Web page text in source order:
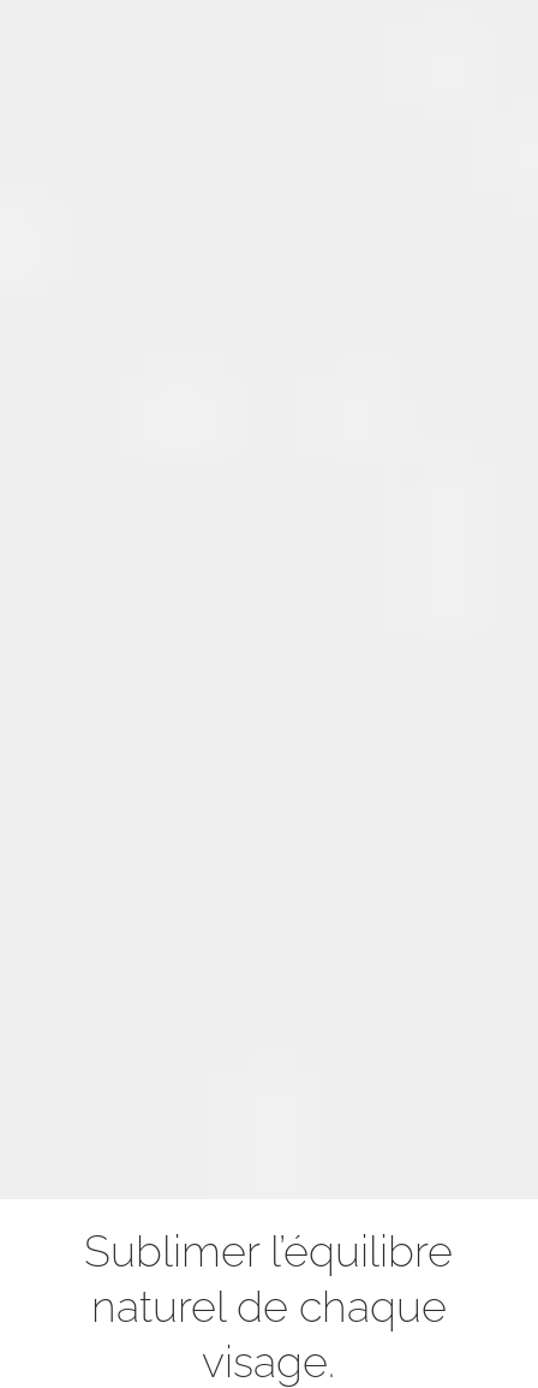
Sublimer l’équilibre
naturel de chaque
visage.